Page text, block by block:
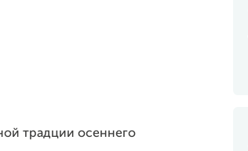
традции осеннего